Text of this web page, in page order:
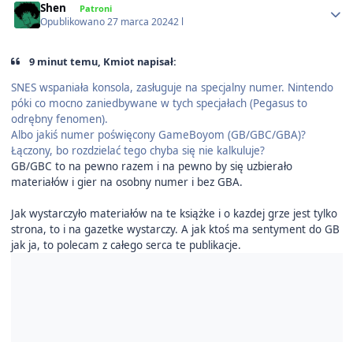
Shen Patroni
Opublikowano27 marca 20242 l
9 minut temu, Kmiot napisał:
SNES wspaniała konsola, zasługuje na specjalny numer. Nintendo
póki co mocno zaniedbywane w tych specjałach (Pegasus to
odrębny fenomen).
Albo jakiś numer poświęcony GameBoyom (GB/GBC/GBA)?
Łączony, bo rozdzielać tego chyba się nie kalkuluje?
GB/GBC to na pewno razem i na pewno by się uzbierało
materiałów i gier na osobny numer i bez GBA.
Jak wystarczyło materiałów na te książke i o kazdej grze jest tylko
strona, to i na gazetke wystarczy. A jak ktoś ma sentyment do GB
jak ja, to polecam z całego serca te publikacje.